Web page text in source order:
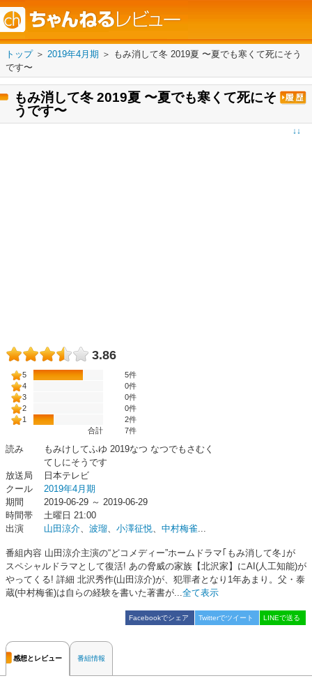
トップ＞ 2019年4月期 ＞ もみ消して冬 2019夏 〜夏でも寒くて死にそう
です〜
もみ消して冬 2019夏 〜夏でも寒くて死にそ
うです〜
↓↓
3.86
5
5件
4
0件
3
0件
2
0件
1
2件
合計
7件
読み
もみけしてふゆ 2019なつ なつでもさむく
てしにそうです
放送局
日本テレビ
クール
2019年4月期
期間
2019-06-29 ～ 2019-06-29
時間帯
土曜日 21:00
出演
山田涼介、 波瑠、 小澤征悦、 中村梅雀...
番組内容 山田涼介主演の“どコメディー”ホームドラマ｢もみ消して冬｣が
スペシャルドラマとして復活! あの脅威の家族【北沢家】にAI(人工知能)が
やってくる! 詳細 北沢秀作(山田涼介)が、犯罪者となり1年あまり。父・泰
蔵(中村梅雀)は自らの経験を書いた著書が...全て表示
Facebookでシェア Twitterでツイート LINEで送る
感想とレビュー 番組情報